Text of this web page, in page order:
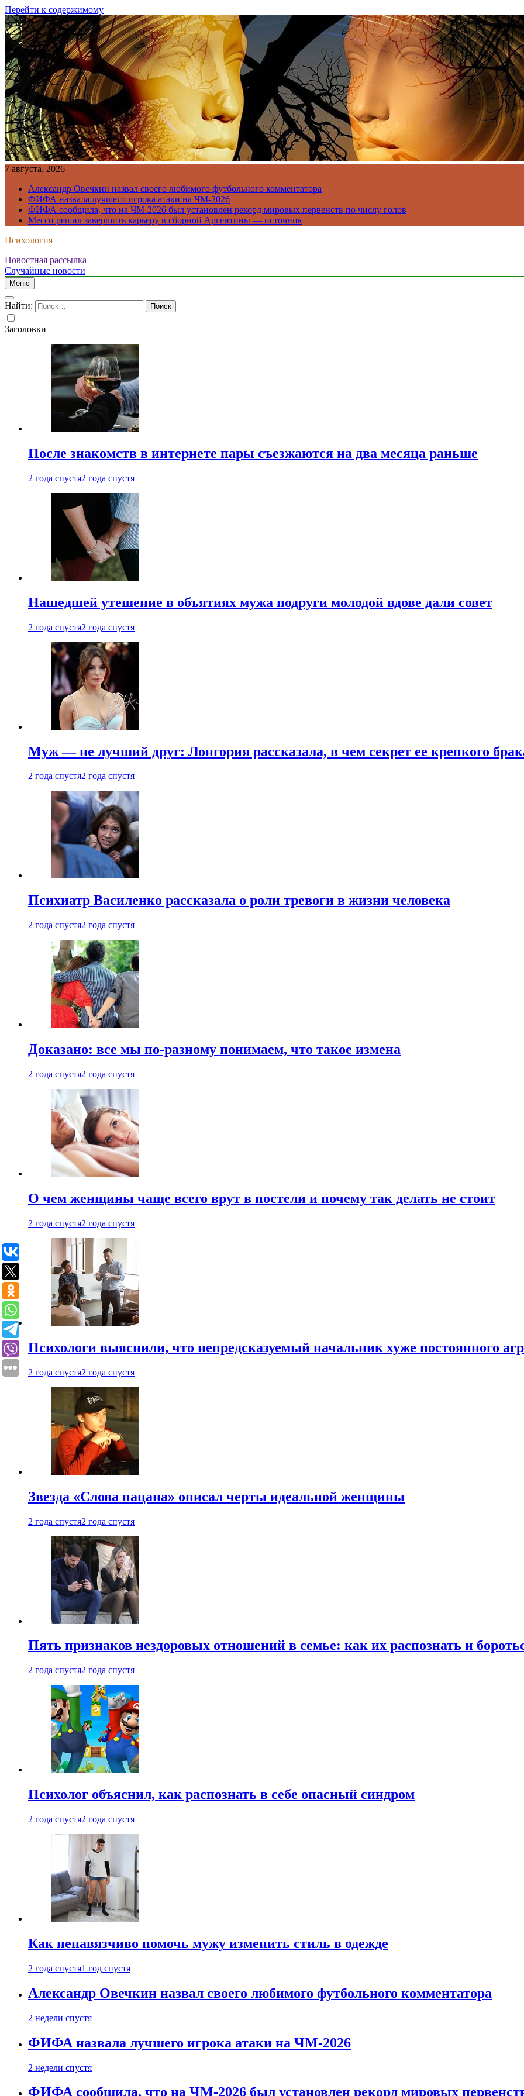
Перейти к содержимому
7 августа, 2026
Александр Овечкин назвал своего любимого футбольного комментатора
ФИФА назвала лучшего игрока атаки на ЧМ-2026
ФИФА сообщила, что на ЧМ-2026 был установлен рекорд мировых первенств по числу голов
Месси решил завершить карьеру в сборной Аргентины — источник
Психология
Новостная рассылка
Случайные новости
Меню
Найти:
Заголовки
После знакомств в интернете пары съезжаются на два месяца раньше
2 года спустя2 года спустя
Нашедшей утешение в объятиях мужа подруги молодой вдове дали совет
2 года спустя2 года спустя
Муж — не лучший друг: Лонгория рассказала, в чем секрет ее крепкого
2 года спустя2 года спустя
Психиатр Василенко рассказала о роли тревоги в жизни человека
2 года спустя2 года спустя
Доказано: все мы по-разному понимаем, что такое измена
2 года спустя2 года спустя
О чем женщины чаще всего врут в постели и почему так делать не стоит
2 года спустя2 года спустя
Психологи выяснили, что непредсказуемый начальник хуже постоянного
2 года спустя2 года спустя
Звезда «Слова пацана» описал черты идеальной женщины
2 года спустя2 года спустя
Пять признаков нездоровых отношений в семье: как их распознать и
2 года спустя2 года спустя
Психолог объяснил, как распознать в себе опасный синдром
2 года спустя2 года спустя
Как ненавязчиво помочь мужу изменить стиль в одежде
2 года спустя1 год спустя
Александр Овечкин назвал своего любимого футбольного комментатора
2 недели спустя
ФИФА назвала лучшего игрока атаки на ЧМ-2026
2 недели спустя
ФИФА сообщила, что на ЧМ-2026 был установлен рекорд мировых